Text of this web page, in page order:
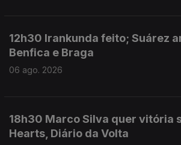
12h30 Irankunda feito; Suárez
Benfica e Braga
06 ago. 2026
18h30 Marco Silva quer vitória
Hearts, Diário da Volta